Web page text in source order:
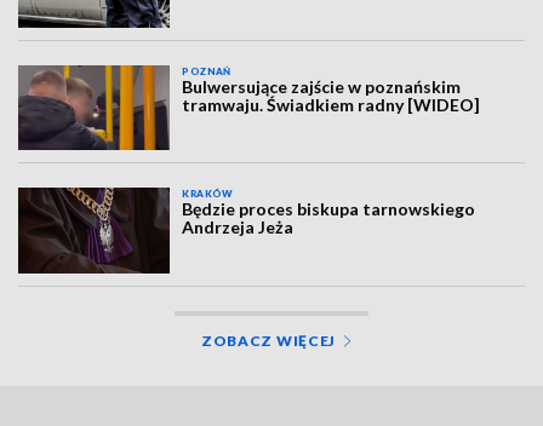
POZNAŃ
Bulwersujące zajście w poznańskim
tramwaju. Świadkiem radny [WIDEO]
KRAKÓW
Będzie proces biskupa tarnowskiego
Andrzeja Jeża
ZOBACZ WIĘCEJ